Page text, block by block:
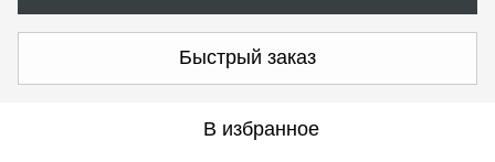
Быстрый заказ
В избранное